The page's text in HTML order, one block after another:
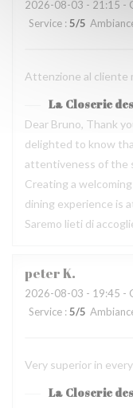
2026-08-03 - 21:15 -
Service : 5/5
Attenzione al cliente
La Closerie
Dear Bruno, Thank
delighted to know
attentiveness of the
Creating a
dining experience is
Saremo lieti di
peterK
2026-08-03 - 19:45 -
Service : 5/5
Very superior in
La Closerie